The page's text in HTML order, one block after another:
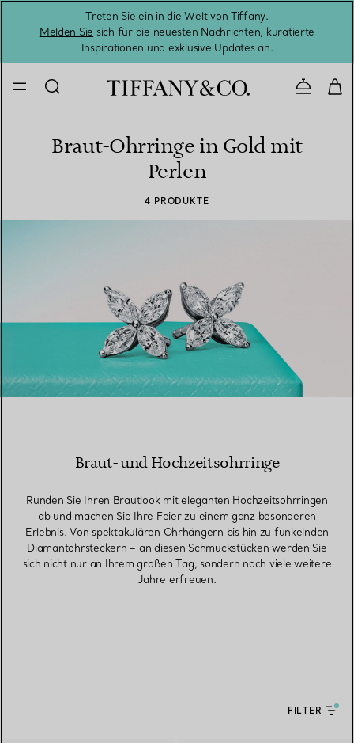
Treten Sie ein in die Welt von Tiffany.
Melden Sie sich für die neuesten Nachrichten, kuratierte
Inspirationen und exklusive Updates an.
Braut-Ohrringe in Gold mit
Perlen
4 PRODUKTE
Braut- und Hochzeitsohrringe
Runden Sie Ihren Brautlook mit eleganten Hochzeitsohrringen
ab und machen Sie Ihre Feier zu einem ganz besonderen
Erlebnis. Von spektakulären Ohrhängern bis hin zu funkelnden
Diamantohrsteckern – an diesen Schmuckstücken werden Sie
sich nicht nur an Ihrem großen Tag, sondern noch viele weitere
Jahre erfreuen.
FILTER